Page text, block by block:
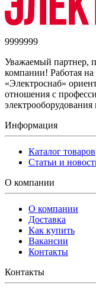
9999999
Уважаемый партнер,
компании! Работая
«Электроснаб»
отношения с
Информация
Каталог товаров
Статьи и
О компании
О компании
Доставка
Как купить
Вакансии
Контакты
Контакты